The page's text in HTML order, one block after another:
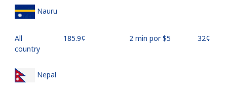
Nauru
All
country
⁦185.9¢⁩ 2 min por ⁦$5⁩ ⁦32¢⁩
Nepal